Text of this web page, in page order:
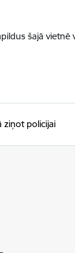
šajā
ziņot policijai